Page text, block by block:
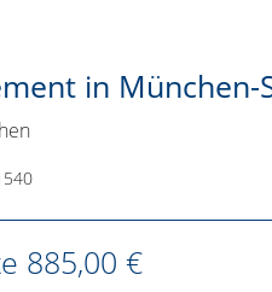
in
885,00 €